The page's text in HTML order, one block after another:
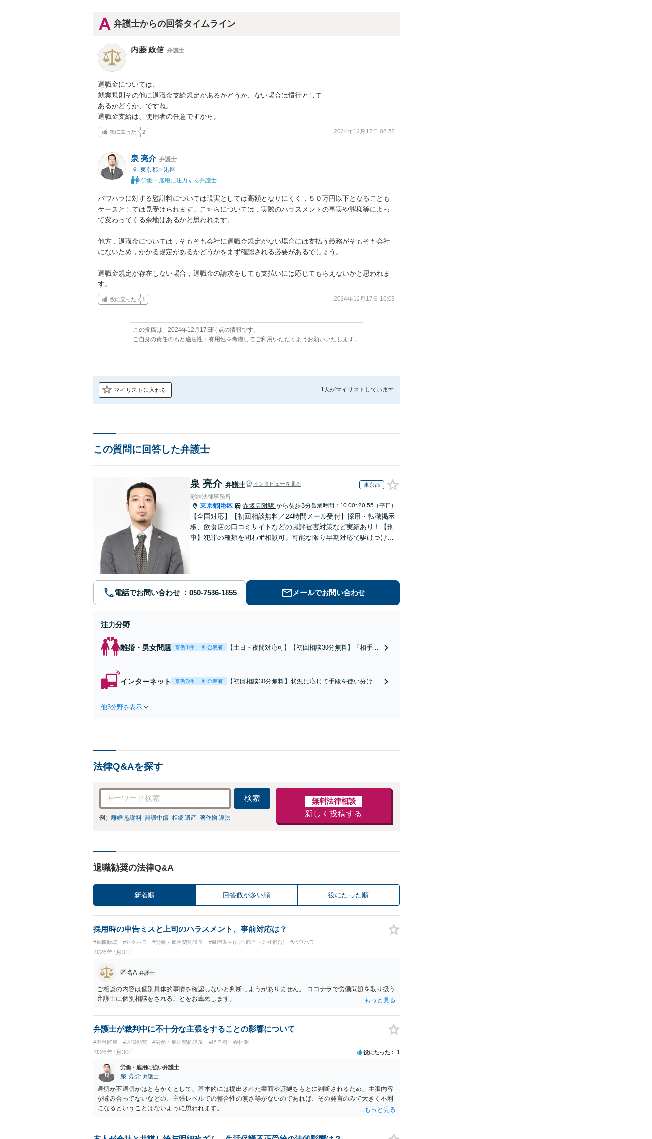
弁護士からの回答タイムライン
内藤 政信 弁護士
退職金については、
就業規則その他に退職金支給規定があるかどうか、ない場合は慣行として
あるかどうか、ですね。
退職金支給は、使用者の任意ですから。
役に立った 2 2024年12月17日 08:52
泉 亮介 弁護士
東京都 > 港区
労働・雇用に注力する弁護士
パワハラに対する慰謝料については現実としては高額となりにくく，５０万円以下となることも
ケースとしては見受けられます。こちらについては，実際のハラスメントの事実や態様等によっ
て変わってくる余地はあるかと思われます。
他方，退職金については，そもそも会社に退職金規定がない場合には支払う義務がそもそも会社
にないため，かかる規定があるかどうかをまず確認される必要があるでしょう。
退職金規定が存在しない場合，退職金の請求をしても支払いには応じてもらえないかと思われま
す。
役に立った 1 2024年12月17日 16:03
この投稿は、2024年12月17日時点の情報です。
ご自身の責任のもと適法性・有用性を考慮してご利用いただくようお願いいたします。
マイリストに入れる 1人がマイリストしています
この質問に回答した弁護士
泉 亮介 弁護士 インタビューを見る 東京都
彩結法律事務所
東京都 港区 赤坂見附駅 から徒歩3分営業時間：10:00~20:55（平日）
【全国対応】【初回相談無料／24時間メール受付】採用・転職掲示
板、飲食店の口コミサイトなどの風評被害対策など実績あり！【刑
事】犯罪の種類を問わず相談可。可能な限り早期対応で駆けつけサ
電話でお問い合わせ メールでお問い合わせ
注力分野
離婚・男女問題 事例1件 料金表有
【土日・夜間対応可】【初回相談30分無料】「相手方
金額アップ／減額交渉も対応可」【完全個室対応】
インターネット 事例3件 料金表有
【初回相談30分無料】状況に応じて手段を使い分け、
他3分野を表示
法律Q&Aを探す
検索
例） 離婚 慰謝料 誹謗中傷 相続 遺産 著作物 違法
無料法律相談
新しく投稿する
退職勧奨の法律Q&A
新着順 回答数が多い順 役にたった順
採用時の申告ミスと上司のハラスメント、事前対応は？
#退職勧奨 #セクハラ #労働・雇用契約違反 #退職理由(自己都合・会社都合) #パワハラ
2026年7月31日
匿名A 弁護士
ご相談の内容は個別具体的事情を確認しないと判断しようがありません。 ココナラで労働問題を取り扱う
弁護士に個別相談をされることをお薦めします。
弁護士が裁判中に不十分な主張をすることの影響について
#不当解雇 #退職勧奨 #労働・雇用契約違反 #経営者・会社側
2026年7月30日 役にたった 1
労働・雇用に強い弁護士
泉 亮介 弁護士
適切か不適切かはともかくとして、基本的には提出された書面や証拠をもとに判断されるため、主張内容
が噛み合ってないなどの、主張レベルでの整合性の無さ等がないのであれば、その発言のみで大きく不利
になるということはないように思われます。